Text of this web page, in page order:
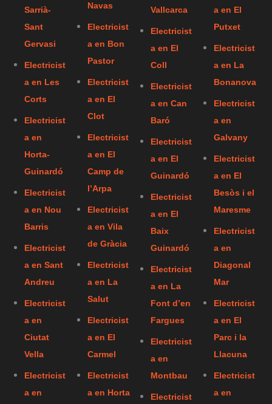
Sarrià-
Sant
Gervasi
Electricist
a en Les
Corts
Electricist
a en
Horta-
Guinardó
Electricist
a en Nou
Barris
Electricist
a en Sant
Andreu
Electricist
a en
Ciutat
Vella
Electricist
a en
Navas
Electricist
a en Bon
Pastor
Electricist
a en El
Clot
Electricist
a en El
Camp de
l’Arpa
Electricist
a en Vila
de Gràcia
Electricist
a en La
Salut
Electricist
a en El
Carmel
Electricist
a en Horta
Vallcarca
Electricist
a en El
Coll
Electricist
a en Can
Baró
Electricist
a en El
Guinardó
Electricist
a en El
Baix
Guinardó
Electricist
a en La
Font d’en
Fargues
Electricist
a en
Montbau
Electricist
a en El
Putxet
Electricist
a en La
Bonanova
Electricist
a en
Galvany
Electricist
a en El
Besòs i el
Maresme
Electricist
a en
Diagonal
Mar
Electricist
a en El
Parc i la
Llacuna
Electricist
a en